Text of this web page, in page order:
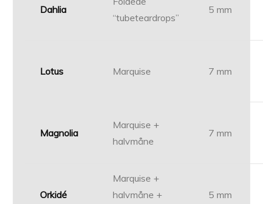
Dahlia
“tubeteardrops”
5 mm
Lotus Marquise 7 mm
Magnolia
Marquise +
halvmåne
7 mm
Orkidé
Marquise +
halvmåne +
5 mm